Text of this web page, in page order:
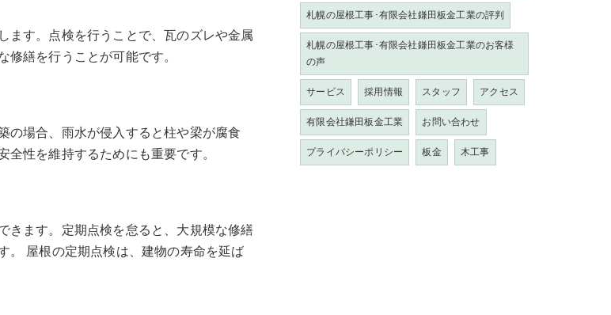
ます。点検を行うことで、瓦のズレや金属
繕を行うことが可能です。
の場合、雨水が侵入すると柱や梁が腐食
性を維持するためにも重要です。
きます。定期点検を怠ると、大規模な修繕
。 屋根の定期点検は、建物の寿命を延ば
札幌の屋根工事･有限会社鎌田板金工業の評判
札幌の屋根工事･有限会社鎌田板金工業のお客様
の声
サービス
採用情報 スタッフ
アクセス
有限会社鎌田板金工業
お問い合わせ
プライバシーポリシー
板金 木工事